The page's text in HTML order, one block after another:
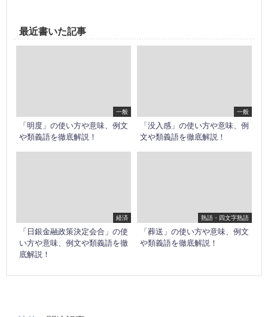
最近書いた記事
一般
「明度」の使い方や意味、例文
や類義語を徹底解説！
一般
「没入感」の使い方や意味、例
文や類義語を徹底解説！
経済
「日銀金融政策決定会合」の使
い方や意味、例文や類義語を徹
底解説！
熟語・四文字熟語
「葬送」の使い方や意味、例文
や類義語を徹底解説！